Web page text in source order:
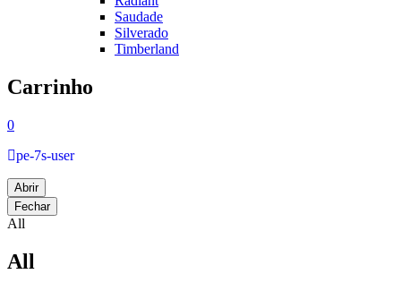
Saudade
Silverado
Timberland
Carrinho
0
pe-7s-user
Abrir
Fechar
All
All